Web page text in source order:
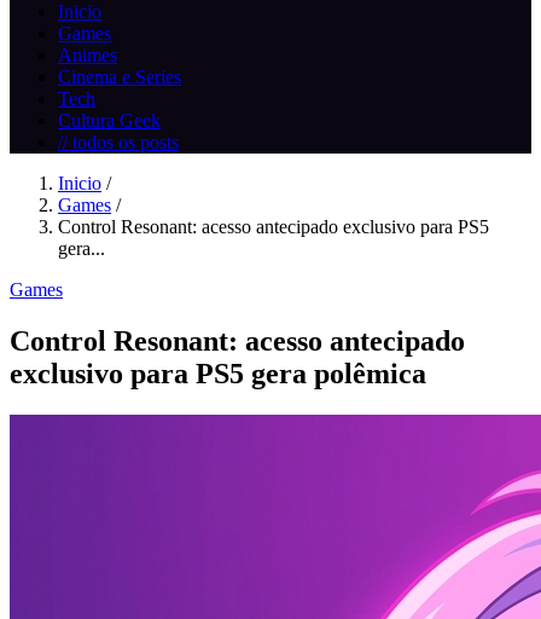
Inicio
Games
Animes
Cinema e Series
Tech
Cultura Geek
// todos os posts
Inicio /
Games /
Control Resonant: acesso antecipado exclusivo para PS5
gera...
Games
Control Resonant: acesso antecipado
exclusivo para PS5 gera polêmica